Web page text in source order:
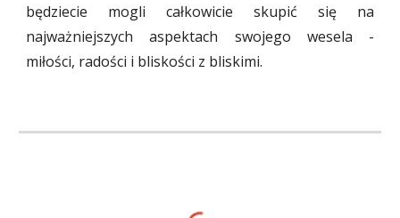
będziecie mogli całkowicie skupić się na
najważniejszych aspektach swojego wesela -
miłości, radości i bliskości z bliskimi.